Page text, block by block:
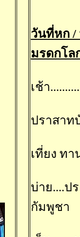
วันที่หก /
มรดกโล
เช้า
ปราสาท
เที่ยง ท
บ่าย....ป
กัมพูชา